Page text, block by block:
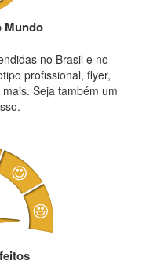
Mundo
no Brasil e no
profissional, flyer,
Seja também um